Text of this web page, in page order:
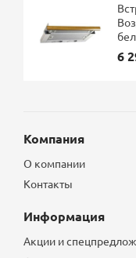
6
Компания
О компании
Контакты
Информация
Акции и